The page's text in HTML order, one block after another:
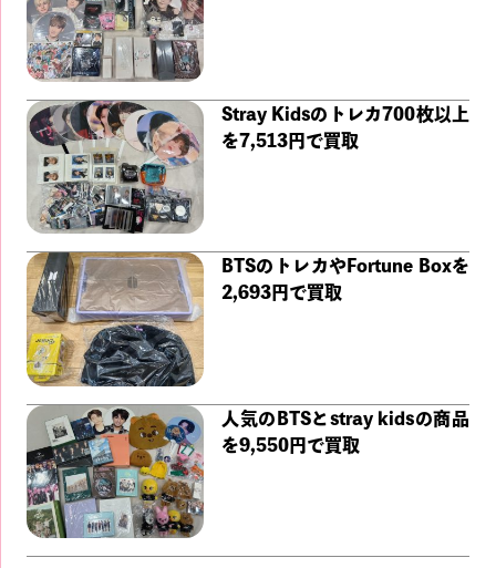
Stray Kidsのトレカ700枚以上
を7,513円で買取
BTSのトレカやFortune Boxを
2,693円で買取
人気のBTSとstray kidsの商品
を9,550円で買取